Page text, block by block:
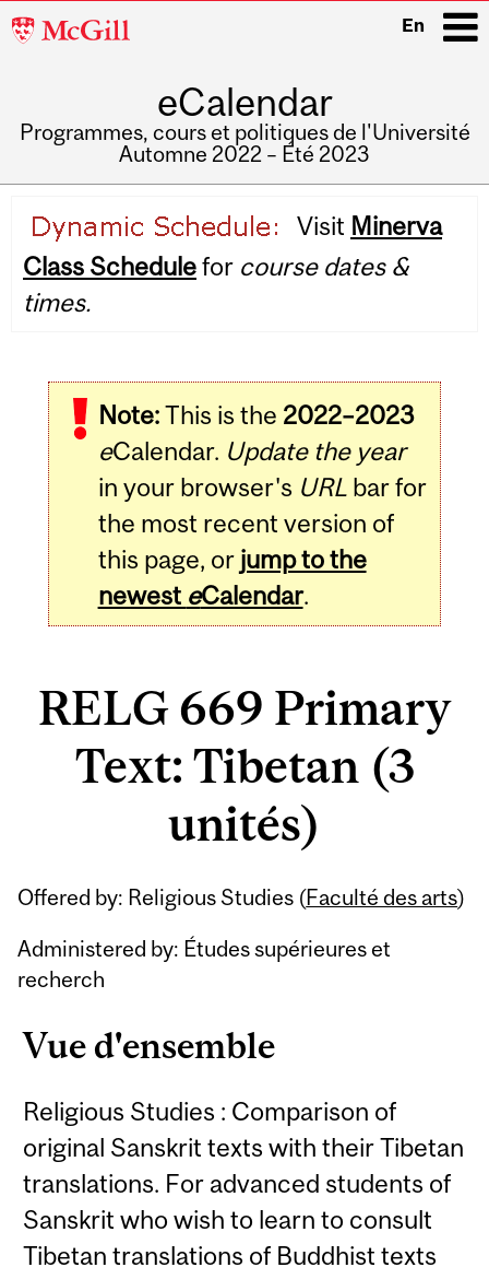
McGill
En
eCalendar
Programmes, cours et politiques de l'Université
Automne 2022 – Été 2023
navigation
Visit Minerva
Class Schedulefor course dates &
times.
Note:This is the 2022–2023
eCalendar. Update the year
in your browser's URLbar for
the most recent version of
this page, or jump to the
newest eCalendar.
RELG 669 Primary
Text: Tibetan (3
unités)
Offered by: Religious Studies (Faculté des arts)
Administered by: Études supérieures et
recherch
Vue d'ensemble
Religious Studies : Comparison of
original Sanskrit texts with their Tibetan
translations. For advanced students of
Sanskrit who wish to learn to consult
Tibetan translations of Buddhist texts
Related
Content